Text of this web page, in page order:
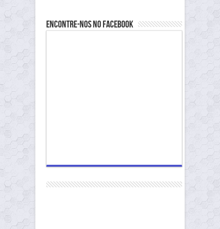
Encontre-nos no Facebook